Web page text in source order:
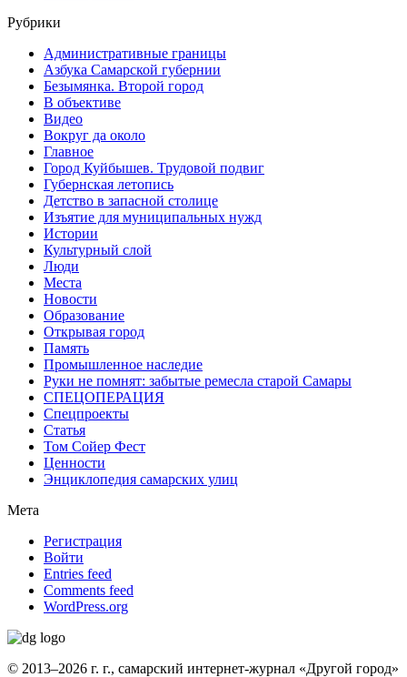
Рубрики
Административные границы
Азбука Самарской губернии
Безымянка. Второй город
В объективе
Видео
Вокруг да около
Главное
Город Куйбышев. Трудовой подвиг
Губернская летопись
Детство в запасной столице
Изъятие для муниципальных нужд
Истории
Культурный слой
Люди
Места
Новости
Образование
Открывая город
Память
Промышленное наследие
Руки не помнят: забытые ремесла старой Самары
СПЕЦОПЕРАЦИЯ
Спецпроекты
Статья
Том Сойер Фест
Ценности
Энциклопедия самарских улиц
Мета
Регистрация
Войти
Entries feed
Comments feed
WordPress.org
© 2013–2026 г. г., самарский интернет-журнал «Другой город»